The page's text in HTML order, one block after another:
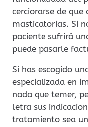
cerciorarse de
masticatorias. Si
paciente sufrirá
puede pasarle
Si has escogido
especializada en
nada que temer,
letra sus
tratamiento sea